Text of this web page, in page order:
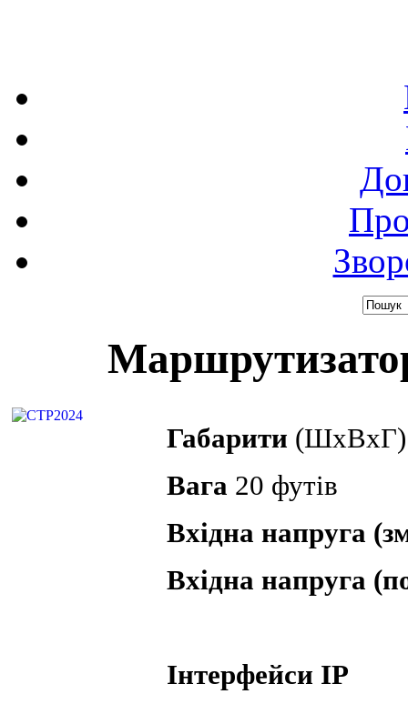
Габарити (ШхВхГ)
Вага 20 футів
Вхідна напруга
Вхідна напруга
Інтерфейси IP